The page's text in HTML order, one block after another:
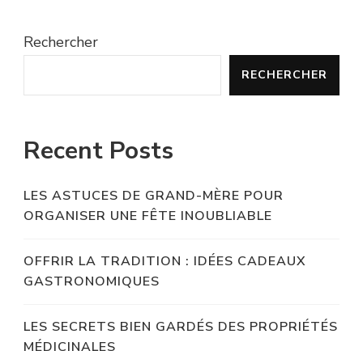
Rechercher
RECHERCHER
Recent Posts
LES ASTUCES DE GRAND-MÈRE POUR
ORGANISER UNE FÊTE INOUBLIABLE
OFFRIR LA TRADITION : IDÉES CADEAUX
GASTRONOMIQUES
LES SECRETS BIEN GARDÉS DES PROPRIÉTÉS
MÉDICINALES